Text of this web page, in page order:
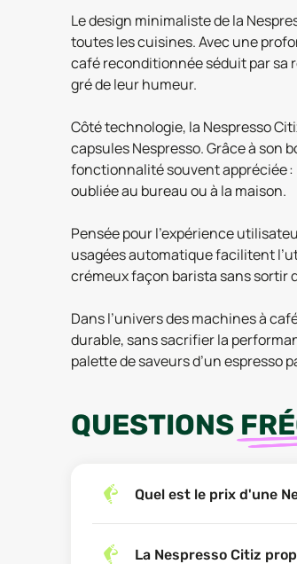
Le design minimaliste de la
toutes les cuisines. Avec une
café reconditionnée séduit par sa
gré de leur humeur.
Côté technologie, la Nespresso
capsules Nespresso. Grâce à son
fonctionnalité souvent appréciée :
oubliée au bureau ou à la maison.
Pensée pour l’expérience
usagées automatique facilitent
crémeux façon barista sans sortir
Dans l’univers des machines à
durable, sans sacrifier la
palette de saveurs d’un espresso
QUESTIONS
Quel est le prix d'une
La Nespresso Citiz